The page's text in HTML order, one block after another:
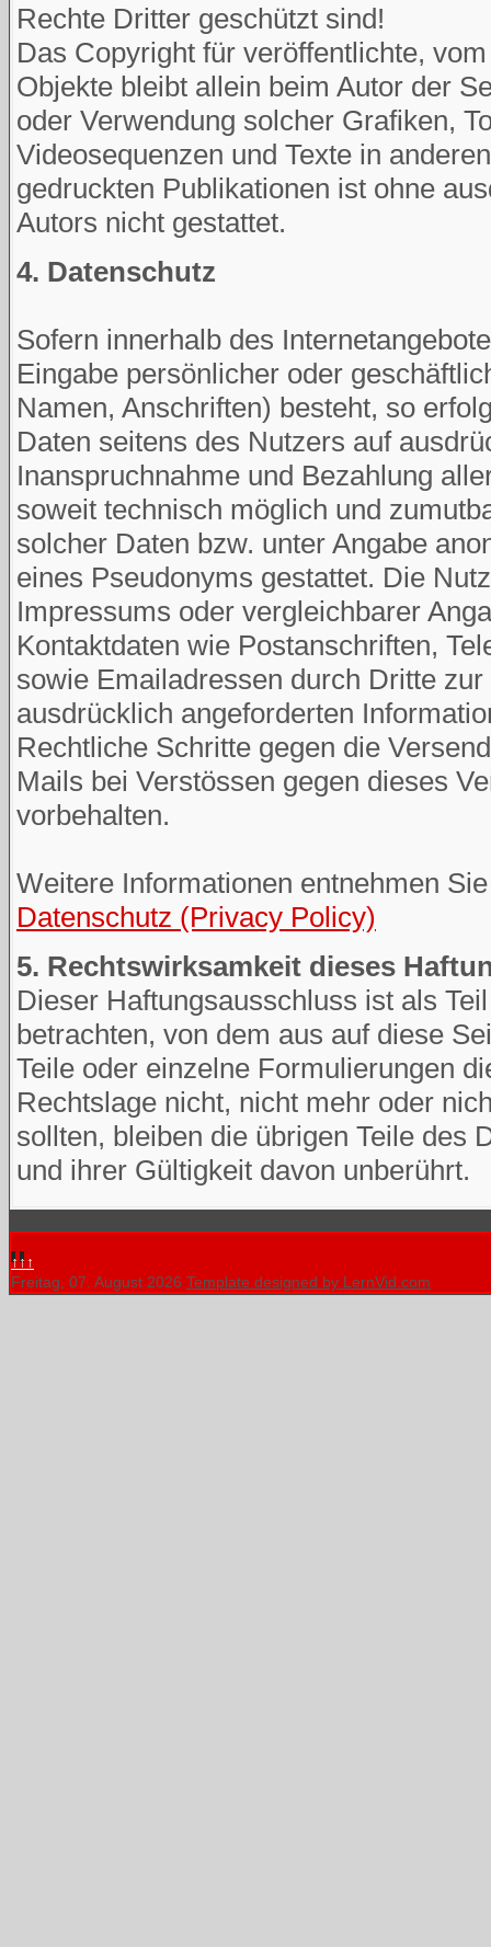
Rechte Dritter geschützt sind!
Das Copyright für veröffentlichte,
Objekte bleibt allein beim Autor der
oder Verwendung solcher Grafiken,
Videosequenzen und Texte in
gedruckten Publikationen ist ohne
Autors nicht gestattet.
4. Datenschutz
Sofern innerhalb des
Eingabe persönlicher oder
Namen, Anschriften) besteht, so
Daten seitens des Nutzers auf
Inanspruchnahme und Bezahlung
soweit technisch möglich und
solcher Daten bzw. unter Angabe
eines Pseudonyms gestattet. Die
Impressums oder vergleichbarer
Kontaktdaten wie Postanschriften,
sowie Emailadressen durch Dritte
ausdrücklich angeforderten
Rechtliche Schritte gegen die
Mails bei Verstössen gegen dieses
vorbehalten.
Weitere Informationen entnehmen
Datenschutz (Privacy Policy)
5. Rechtswirksamkeit dieses
Dieser Haftungsausschluss ist als
betrachten, von dem aus auf diese
Teile oder einzelne Formulierungen
Rechtslage nicht, nicht mehr oder
sollten, bleiben die übrigen Teile des
und ihrer Gültigkeit davon unberührt.
↑↑↑
Freitag, 07. August 2026 Template designed by LernVid.com